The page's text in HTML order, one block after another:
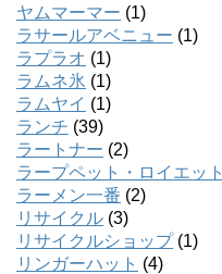
ヤムマーマー (1)
ラサールアベニュー (1)
ラプラオ (1)
ラムネ氷 (1)
ラムヤイ (1)
ランチ (39)
ラートナー (2)
ラープペット・ロイエット
ラーメン一番 (2)
リサイクル (3)
リサイクルショップ(1)
リンガーハット (4)